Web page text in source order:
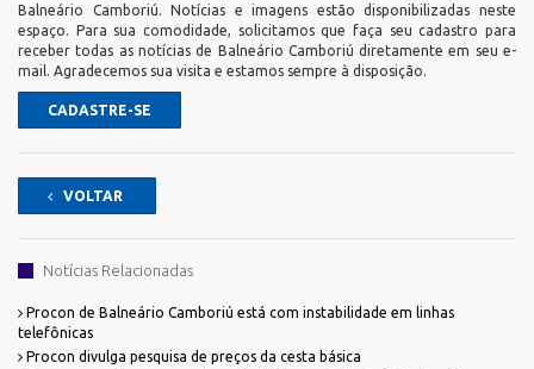
Balneário Camboriú. Notícias e imagens estão disponibilizadas neste
espaço. Para sua comodidade, solicitamos que faça seu cadastro para
receber todas as notícias de Balneário Camboriú diretamente em seu e-
mail. Agradecemos sua visita e estamos sempre à disposição.
CADASTRE-SE
VOLTAR
Notícias Relacionadas
Procon de Balneário Camboriú está com instabilidade em linhas
telefônicas
Procon divulga pesquisa de preços da cesta básica